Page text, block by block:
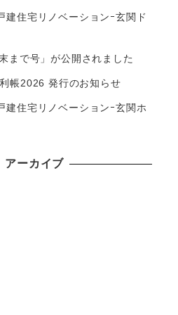
住宅リノベーションｰ玄関ド
まで号」が公開されました
帳2026 発行のお知らせ
住宅リノベーションｰ玄関ホ
アーカイブ